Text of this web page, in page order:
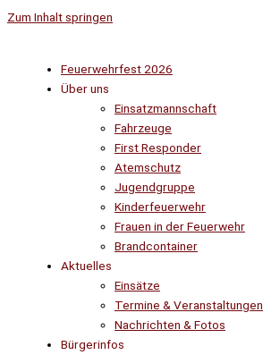
Zum Inhalt springen
Feuerwehrfest 2026
Über uns
Einsatzmannschaft
Fahrzeuge
First Responder
Atemschutz
Jugendgruppe
Kinderfeuerwehr
Frauen in der Feuerwehr
Brandcontainer
Aktuelles
Einsätze
Termine & Veranstaltungen
Nachrichten & Fotos
Bürgerinfos